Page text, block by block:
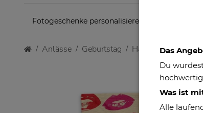
Fotogeschenke personalisieren
Anlässe Geburtstag Handtuch mit
Das
Du
Was ist
Alle